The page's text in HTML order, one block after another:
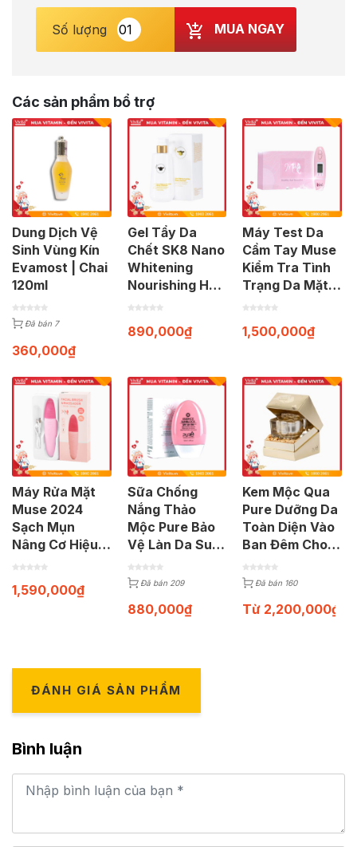
Số lượng MUA NGAY
Các sản phẩm bổ trợ
Dung Dịch Vệ
Sinh Vùng Kín
Evamost | Chai
120ml
Đã bán 7
360,000₫
Gel Tẩy Da
Chết SK8 Nano
Whitening
Nourishing Hỗ
Trợ Làm Sáng
| Chai 250ml
890,000₫
Máy Test Da
Cầm Tay Muse
Kiểm Tra Tình
Trạng Da Mặt |
Bộ Gồm Máy +
1,500,000₫
Máy Rửa Mặt
Muse 2024
Sạch Mụn
Nâng Cơ Hiệu
Quả
1,590,000₫
Sữa Chống
Nắng Thảo
Mộc Pure Bảo
Vệ Làn Da Suốt
Cả Ngày | Tuýp
50gĐã bán 209
880,000₫
Kem Mộc Qua
Pure Dưỡng Da
Toàn Diện Vào
Ban Đêm Cho
Phái Đẹp | Hũ
50ml
Đã bán 160
Từ 2,200,000₫
ĐÁNH GIÁ SẢN PHẨM
Bình luận